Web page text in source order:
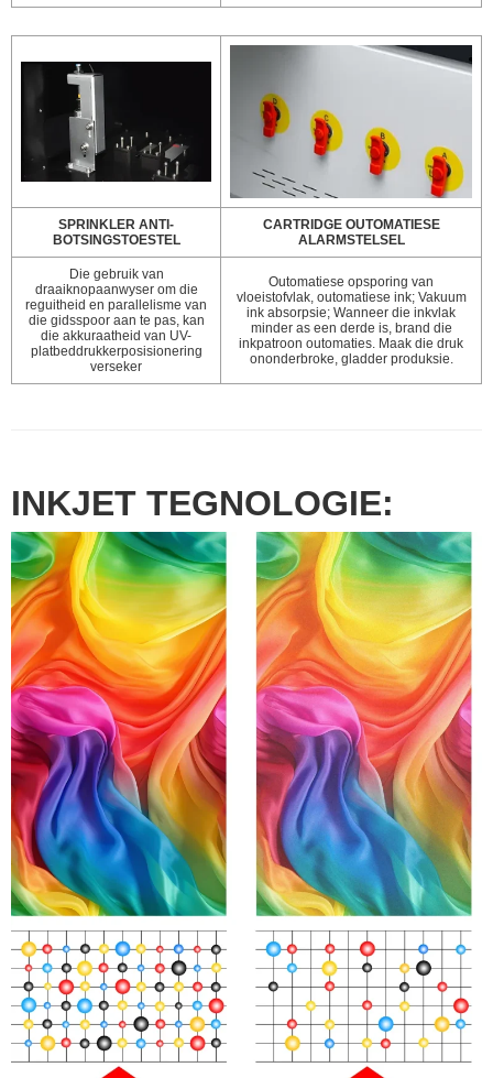
SPRINKLER ANTI-
BOTSINGSTOESTEL
CARTRIDGE OUTOMATIESE
ALARMSTELSEL
Die gebruik van
draaiknopaanwyser om die
reguitheid en parallelisme van
die gidsspoor aan te pas, kan
die akkuraatheid van UV-
platbeddrukkerposisionering
verseker
Outomatiese opsporing van
vloeistofvlak, outomatiese ink; Vakuum
ink absorpsie; Wanneer die inkvlak
minder as een derde is, brand die
inkpatroon outomaties. Maak die druk
ononderbroke, gladder produksie.
INKJET TEGNOLOGIE: